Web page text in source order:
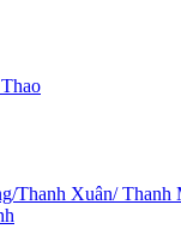
Thanh Xuân/ Thanh